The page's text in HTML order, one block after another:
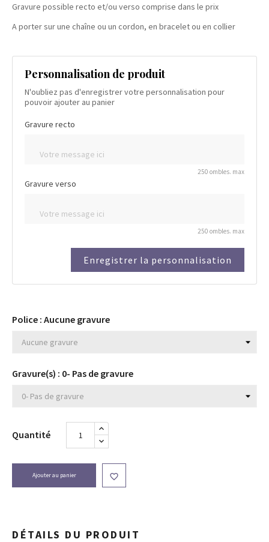
Gravure possible recto et/ou verso comprise dans le prix
A porter sur une chaîne ou un cordon, en bracelet ou en collier
Personnalisation de produit
N'oubliez pas d'enregistrer votre personnalisation pour
pouvoir ajouter au panier
Gravure recto
250 ombles. max
Gravure verso
250 ombles. max
Enregistrer la personnalisation
Police : Aucune gravure
Gravure(s) : 0- Pas de gravure
Quantité
Ajouter au panier 
DÉTAILS DU PRODUIT